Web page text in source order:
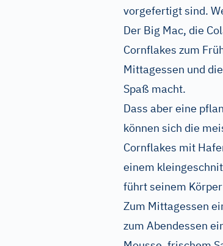
vorgefertigt sind.
Der Big Mac, die
Cornflakes zum
Mittagessen und
Spaß macht.
Dass aber eine
können sich die
Cornflakes mit
einem
führt seinem
Zum Mittagessen
zum Abendessen